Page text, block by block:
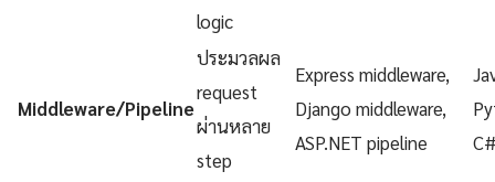
logic
Middleware/Pipeline
ประมวลผล
request
ผ่านหลาย
step
Express middleware,
Django middleware,
ASP.NET pipeline